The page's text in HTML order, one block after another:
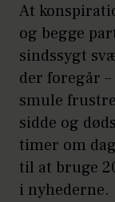
At
og begge
sindssygt
der foregår
smule
sidde og
timer om
til at bruge
i nyhederne.